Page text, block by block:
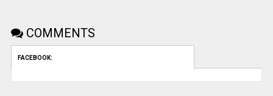
COMMENTS
FACEBOOK: